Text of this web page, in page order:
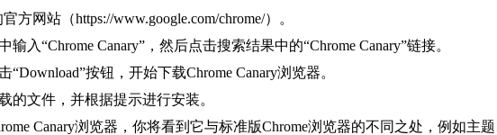
方网站（https://www.google.com/chrome/）。
入“Chrome Canary”，然后点击搜索结果中的“Chrome Canary”链接。
按钮，开始下载Chrome Canary浏览器。
的文件，并根据提示进行安装。
Canary浏览器，你将看到它与标准版Chrome浏览器的不同之处，例如主